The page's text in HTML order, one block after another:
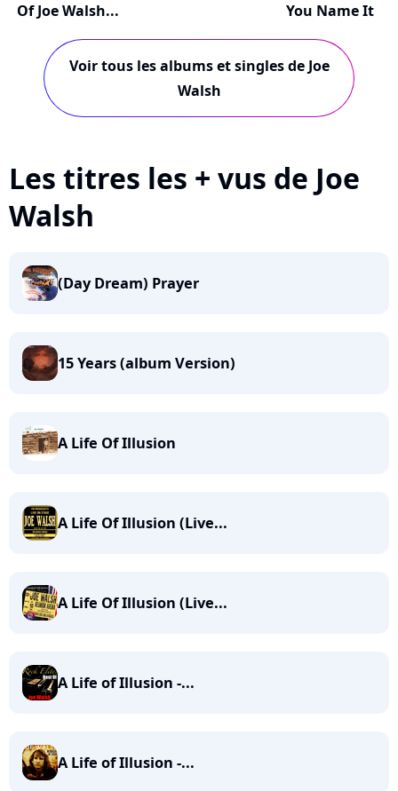
Of Joe Walsh...
You Name It
Voir tous les albums et singles de Joe
Walsh
Les titres les + vus de Joe
Walsh
(Day Dream) Prayer
15 Years (album Version)
A Life Of Illusion
A Life Of Illusion (Live...
A Life Of Illusion (Live...
A Life of Illusion -...
A Life of Illusion -...